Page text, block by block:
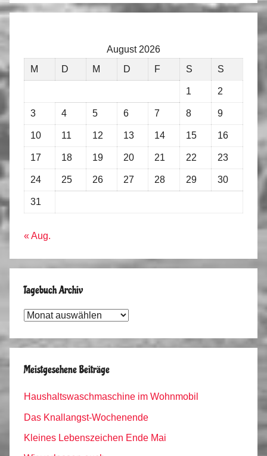
August 2026
M
D M D F S S
1 2
3 4 5 6 7 8 9
10 11 12 13 14 15 16
17 18 19 20 21 22 23
24 25 26 27 28 29 30
31
« Aug.
Tagebuch Archiv
Tagebuch
Meistgesehene Beiträge
Haushaltswaschmaschine im Wohnmobil
Das Knallangst-Wochenende
Kleines Lebenszeichen Ende Mai